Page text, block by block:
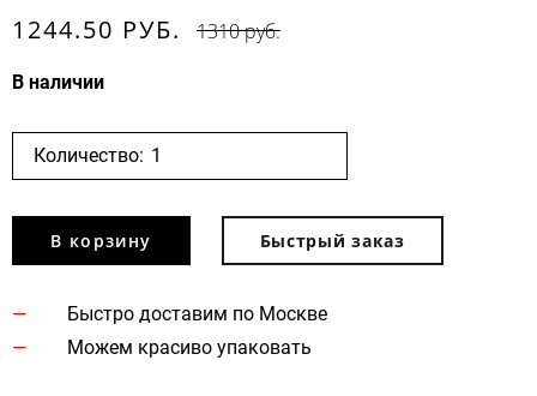
1244.50 РУБ. 1310 руб.
В наличии
Количество:
В корзину Быстрый заказ
Быстро доставим по Москве
Можем красиво упаковать